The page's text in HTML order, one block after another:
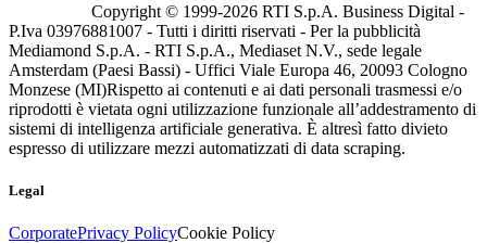
Copyright © 1999-2026 RTI S.p.A. Business Digital -
P.Iva 03976881007 - Tutti i diritti riservati - Per la pubblicità
Mediamond S.p.A. - RTI S.p.A., Mediaset N.V., sede legale
Amsterdam (Paesi Bassi) - Uffici Viale Europa 46, 20093 Cologno
Monzese (MI)Rispetto ai contenuti e ai dati personali trasmessi e/o
riprodotti è vietata ogni utilizzazione funzionale all’addestramento di
sistemi di intelligenza artificiale generativa. È altresì fatto divieto
espresso di utilizzare mezzi automatizzati di data scraping.
Legal
CorporatePrivacy PolicyCookie Policy